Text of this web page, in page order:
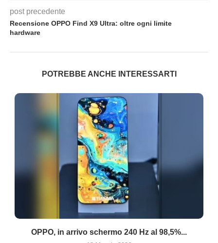
post precedente
Recensione OPPO Find X9 Ultra: oltre ogni limite
hardware
POTREBBE ANCHE INTERESSARTI
OPPO, in arrivo schermo 240 Hz al 98,5%...